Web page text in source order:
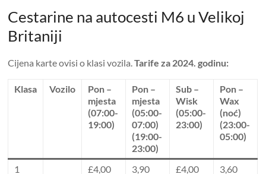
Cestarine na autocesti M6 u Velikoj
Britaniji
Cijena karte ovisi o klasi vozila.Tarife za 2024. godinu:
Klasa Vozilo
Pon –
mjesta
(07:00-
19:00)
Pon –
mjesta
(05:00-
07:00)
(19:00-
23:00)
Sub –
Wisk
(05:00-
23:00)
Pon –
Wax
(noć)
(23:00-
05:00)
1
£4,00
3,90
£4,00
3,60